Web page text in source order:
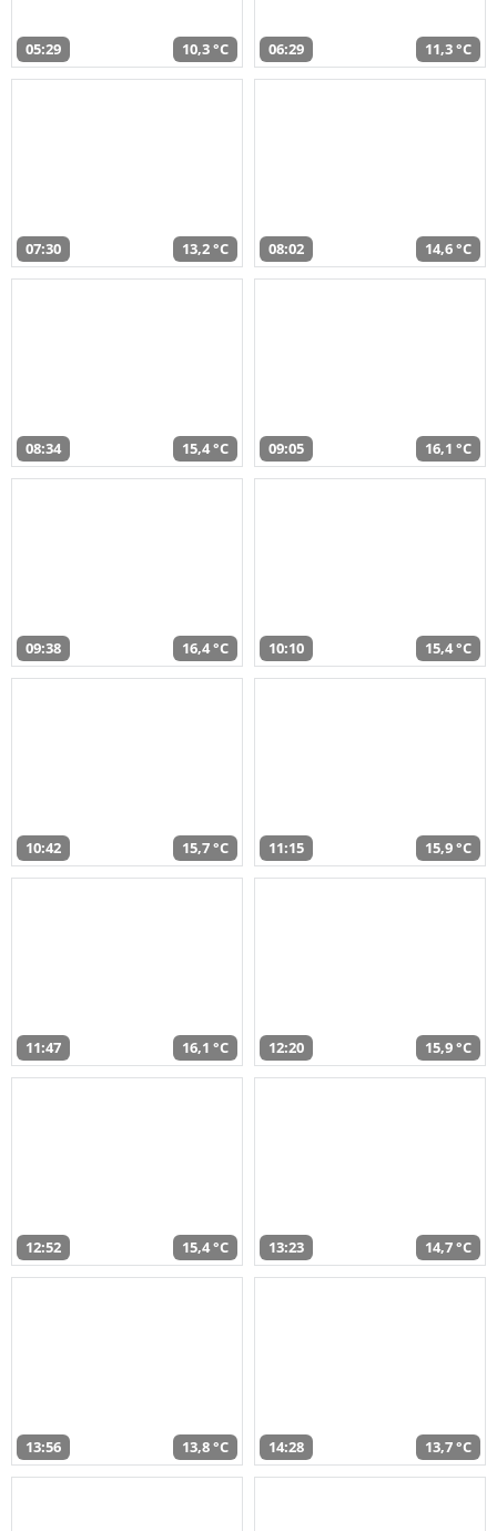
05:29 10,3 °C 06:29 11,3 °C
07:30 13,2 °C 08:02 14,6 °C
08:34 15,4 °C 09:05 16,1 °C
09:38 16,4 °C 10:10 15,4 °C
10:42 15,7 °C 11:15 15,9 °C
11:47 16,1 °C 12:20 15,9 °C
12:52 15,4 °C 13:23 14,7 °C
13:56 13,8 °C 14:28 13,7 °C